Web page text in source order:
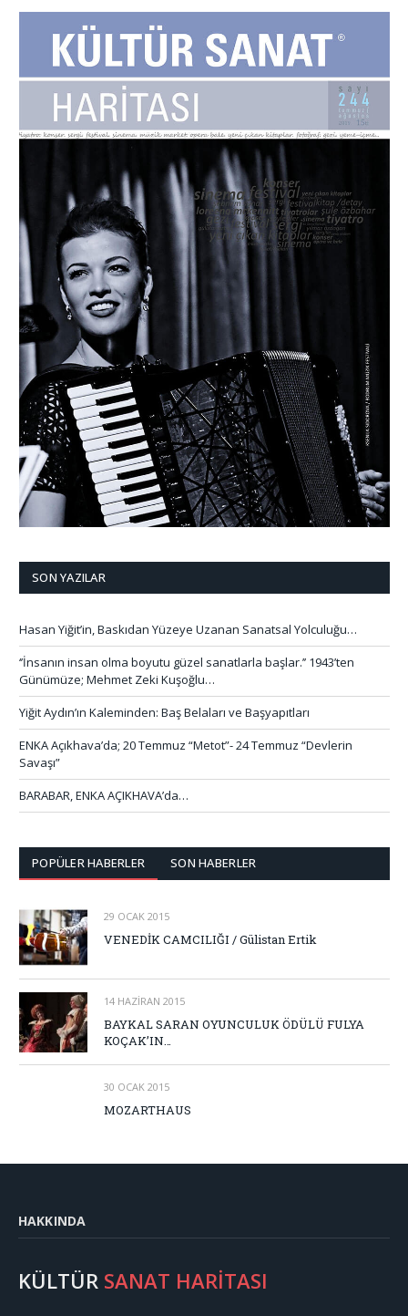
SON YAZILAR
Hasan Yiğit’in, Baskıdan Yüzeye Uzanan Sanatsal Yolculuğu…
‘’İnsanın insan olma boyutu güzel sanatlarla başlar.’’ 1943’ten
Günümüze; Mehmet Zeki Kuşoğlu…
Yiğit Aydın’ın Kaleminden: Baş Belaları ve Başyapıtları
ENKA Açıkhava’da; 20 Temmuz “Metot”- 24 Temmuz “Devlerin
Savaşı”
BARABAR, ENKA AÇIKHAVA’da…
POPÜLER HABERLER SON HABERLER
29 OCAK 2015
VENEDİK CAMCILIĞI / Gülistan Ertik
14 HAZIRAN 2015
BAYKAL SARAN OYUNCULUK ÖDÜLÜ FULYA
KOÇAK’IN…
30 OCAK 2015
MOZARTHAUS
HAKKINDA
KÜLTÜR SANAT HARİTASI